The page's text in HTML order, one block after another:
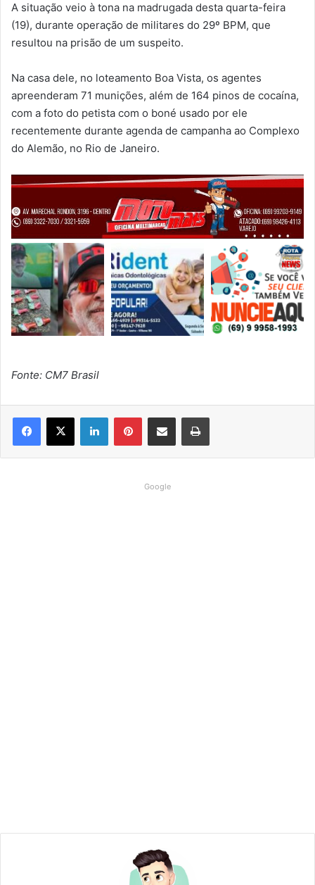
A situação veio à tona na madrugada desta quarta-feira
(19), durante operação de militares do 29º BPM, que
resultou na prisão de um suspeito.
Na casa dele, no loteamento Boa Vista, os agentes
apreenderam 71 munições, além de 164 pinos de cocaína,
com a foto do petista com o boné usado por ele
recentemente durante agenda de campanha ao Complexo
do Alemão, no Rio de Janeiro.
Fonte: CM7 Brasil
Google